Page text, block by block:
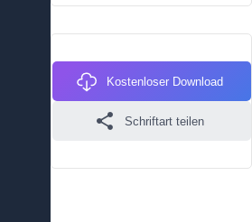
Kostenloser Download
Schriftart teilen